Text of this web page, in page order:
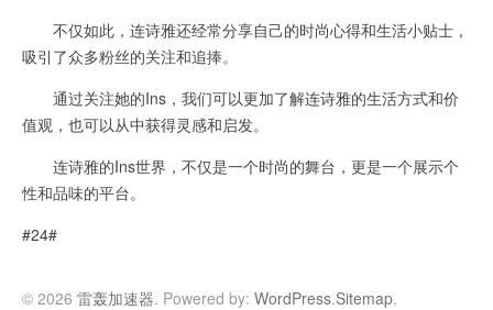
不仅如此，连诗雅还经常分享自己的时尚心得和生活小贴士，
吸引了众多粉丝的关注和追捧。
通过关注她的Ins，我们可以更加了解连诗雅的生活方式和价
值观，也可以从中获得灵感和启发。
连诗雅的Ins世界，不仅是一个时尚的舞台，更是一个展示个
性和品味的平台。
#24#
© 2026 雷轰加速器. Powered by: WordPress.Sitemap.